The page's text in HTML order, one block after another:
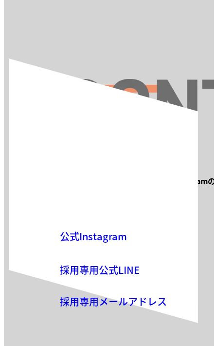
Instagram
公式Instagram
採用専用公式LINE
採用専用メールアドレス